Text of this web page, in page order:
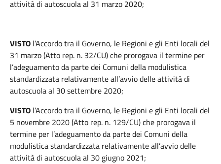
attività di autoscuola al 31 marzo 2020;
VISTO l’Accordo tra il Governo, le Regioni e gli Enti locali del
31 marzo (Atto rep. n. 32/CU) che prorogava il termine per
l’adeguamento da parte dei Comuni della modulistica
standardizzata relativamente all’avvio delle attività di
autoscuola al 30 settembre 2020;
VISTO l’Accordo tra il Governo, le Regioni e gli Enti locali del
5 novembre 2020 (Atto rep. n. 129/CU) che prorogava il
termine per l’adeguamento da parte dei Comuni della
modulistica standardizzata relativamente all’avvio delle
attività di autoscuola al 30 giugno 2021;